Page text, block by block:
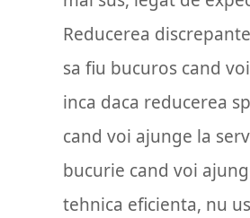
Reducerea
sa fiu bucuros cand
inca daca reducerea
cand voi ajunge la
bucurie cand voi
tehnica eficienta, nu